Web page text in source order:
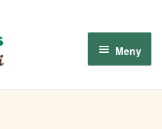
Meny